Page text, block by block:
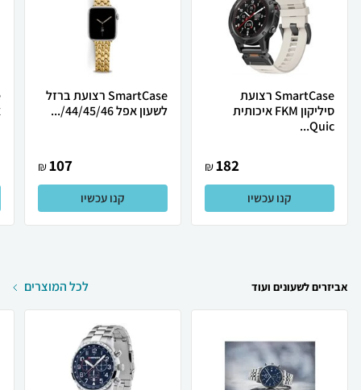
SmartCase רצועת
סיליקון FKM איכותית
Quic...
182
₪
קנו עכשיו
SmartCase רצועת ברזל
לשעון אפל 44/45/46/...
107
₪
קנו עכשיו
אביזרים לשעונים ועוד לכל המוצרים